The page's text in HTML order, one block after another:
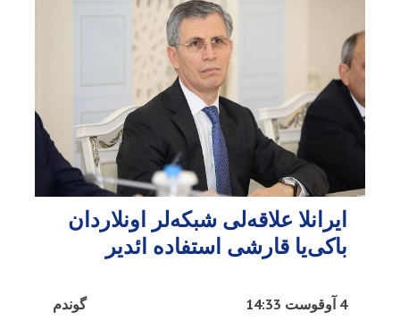
ایرانلا علاقه‌لی شبکه‌لر اونلاردان
باکی‌یا قارشی استفاده ائدیر
گوندم 4 آوقوست 14:33